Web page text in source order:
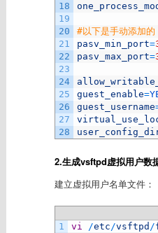
18
19
20
21
22
23
24
25
26
27
28
#以下是手动添加的
pasv_min_port=
pasv_max_port=
guest_enable=
guest_username
2.生成vsftpd虚拟用户数
建立虚拟用户名单文件：
1
vi /etc/vsftpd /